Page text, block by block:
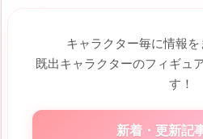
キャラクター毎に情報を
既出キャラクターのフィギュ
す！
新着・更新記